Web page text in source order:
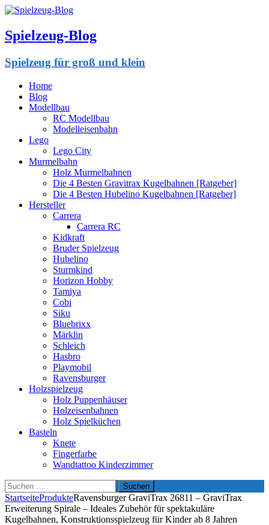
Spielzeug-Blog
Spielzeug für groß und klein
Home
Blog
Modellbau
RC Modellbau
Modelleisenbahn
Lego
Lego City
Murmelbahn
Holz Murmelbahnen
Die 4 Besten Gravitrax Kugelbahnen [Ratgeber]
Die 4 Besten Hubelino Kugelbahnen [Ratgeber]
Hersteller
Carrera
Carrera RC
Kidkraft
Bruder Spielzeug
Hubelino
Sturmkind
Horizon Hobby
Tamiya
Cobi
Siku
Bluebrixx
Märklin
Schleich
Hasbro
Playmobil
Ravensburger
Holzspielzeug
Holz Puppenhäuser
Holzeisenbahnen
Holz Spielküchen
Basteln
Knete
Fingerfarbe
Wandtattoo Kinderzimmer
Suchen
nach:
StartseiteProdukteRavensburger GraviTrax 26811 – GraviTrax
Erweiterung Spirale – Ideales Zubehör für spektakuläre
Kugelbahnen, Konstruktionsspielzeug für Kinder ab 8 Jahren